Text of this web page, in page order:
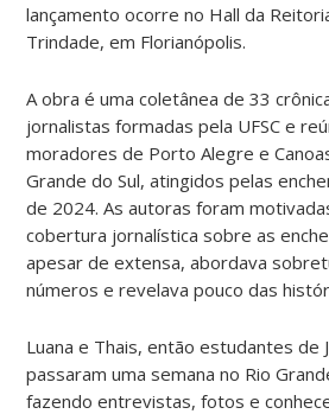
lançamento ocorre no Hall da
Trindade, em Florianópolis.
A obra é uma coletânea de 33
jornalistas formadas pela UFSC e
moradores de Porto Alegre e
Grande do Sul, atingidos pelas
de 2024. As autoras foram
cobertura jornalística sobre as
apesar de extensa, abordava
números e revelava pouco das
Luana e Thais, então estudantes de
passaram uma semana no Rio
fazendo entrevistas, fotos e